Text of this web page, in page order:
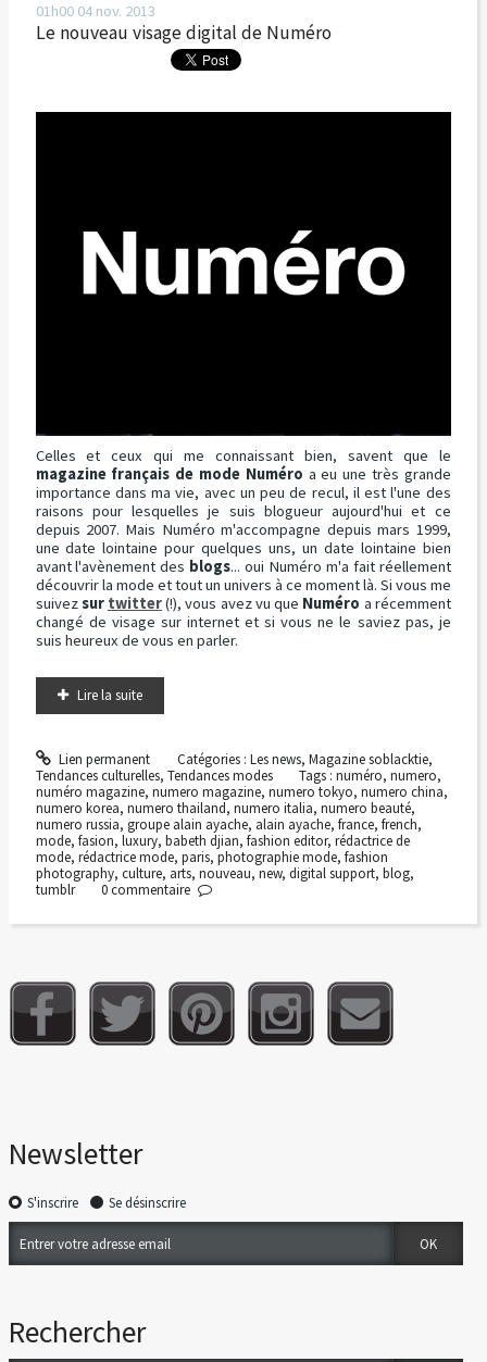
01h00 04 nov. 2013
Le nouveau visage digital de Numéro
Celles et ceux qui me connaissant bien, savent que le
magazine français de mode Numéro a eu une très grande
importance dans ma vie, avec un peu de recul, il est l'une des
raisons pour lesquelles je suis blogueur aujourd'hui et ce
depuis 2007. Mais Numéro m'accompagne depuis mars 1999,
une date lointaine pour quelques uns, un date lointaine bien
avant l'avènement des blogs... oui Numéro m'a fait réellement
découvrir la mode et tout un univers à ce moment là. Si vous me
suivezsur twitter(!), vous avez vu que Numéro a récemment
changé de visage sur internet et si vous ne le saviez pas, je
suis heureux de vous en parler.
Lire la suite
Lien permanent Catégories : Les news, Magazine soblacktie,
Tendances culturelles, Tendances modes Tags :numéro,numero,
numéro magazine, numero magazine, numero tokyo, numero china,
numero korea, numero thailand, numero italia, numero beauté,
numero russia, groupe alain ayache, alain ayache, france, french,
mode, fasion, luxury, babeth djian, fashion editor, rédactrice de
mode, rédactrice mode, paris, photographie mode, fashion
photography, culture, arts, nouveau, new, digital support, blog,
tumblr
0commentaire
Newsletter
S'inscrire Se désinscrire
Rechercher